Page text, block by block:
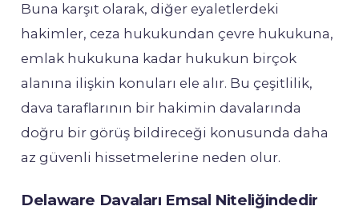
Buna karşıt olarak, diğer eyaletlerdeki
hakimler, ceza hukukundan çevre hukukuna,
emlak hukukuna kadar hukukun birçok
alanına ilişkin konuları ele alır. Bu çeşitlilik,
dava taraflarının bir hakimin davalarında
doğru bir görüş bildireceği konusunda daha
az güvenli hissetmelerine neden olur.
Delaware Davaları Emsal Niteliğindedir